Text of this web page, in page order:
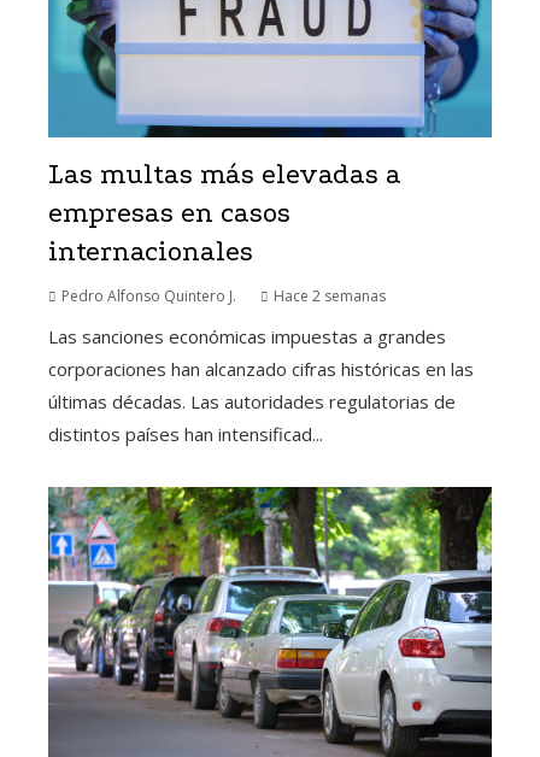
Las multas más elevadas a
empresas en casos
internacionales
Pedro Alfonso Quintero J. Hace 2 semanas
Las sanciones económicas impuestas a grandes
corporaciones han alcanzado cifras históricas en las
últimas décadas. Las autoridades regulatorias de
distintos países han intensificad...